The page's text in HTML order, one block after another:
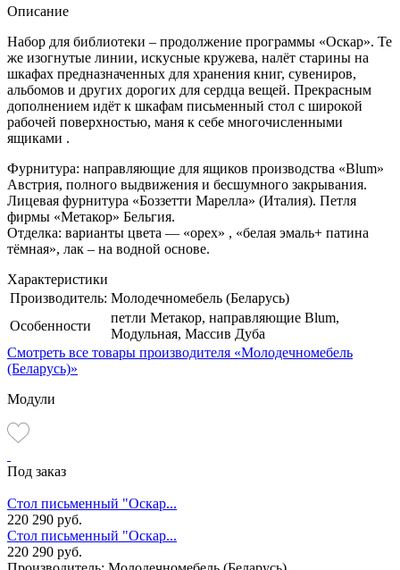
Описание
Набор для библиотеки – продолжение программы «Оскар». Те
же изогнутые линии, искусные кружева, налёт старины на
шкафах предназначенных для хранения книг, сувениров,
альбомов и других дорогих для сердца вещей. Прекрасным
дополнением идёт к шкафам письменный стол с широкой
рабочей поверхностью, маня к себе многочисленными
ящиками .
Фурнитура: направляющие для ящиков производства «Blum»
Австрия, полного выдвижения и бесшумного закрывания.
Лицевая фурнитура «Боззетти Марелла» (Италия). Петля
фирмы «Метакор» Бельгия.
Отделка: варианты цвета — «орех» , «белая эмаль+ патина
тёмная», лак – на водной основе.
Характеристики
Производитель: Молодечномебель (Беларусь)
Особенности
петли Метакор, направляющие Blum,
Модульная, Массив Дуба
Смотреть все товары производителя «Молодечномебель
(Беларусь)»
Модули
Под заказ
Стол письменный "Оскар...
220 290 руб.
Стол письменный "Оскар...
220 290 руб.